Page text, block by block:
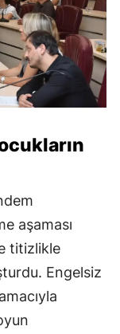
aşaması
titizlikle
Engelsiz